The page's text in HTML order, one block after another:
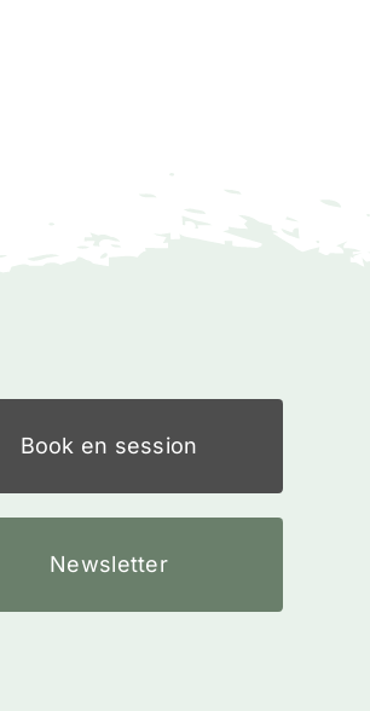
Book en session
Newsletter